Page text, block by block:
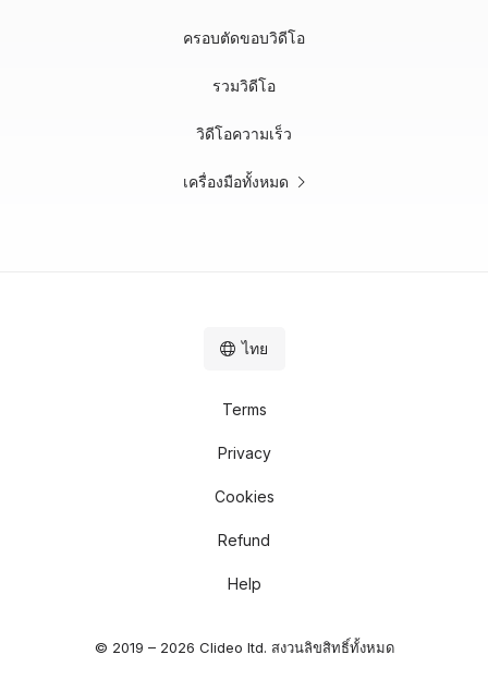
ครอบตัดขอบวิดีโอ
รวมวิดีโอ
วิดีโอความเร็ว
เครื่องมือทั้งหมด
© 2019 – 2026 Clideo ltd. สงวนลิขสิทธิ์ทั้งหมด
Terms
Privacy
Cookies
Refund
Help
ไทย